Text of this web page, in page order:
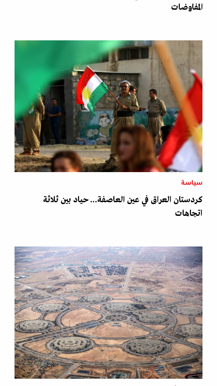
المفاوضات
سياسة
كردستان العراق في عين العاصفة... حياد بين ثلاثة
اتجاهات